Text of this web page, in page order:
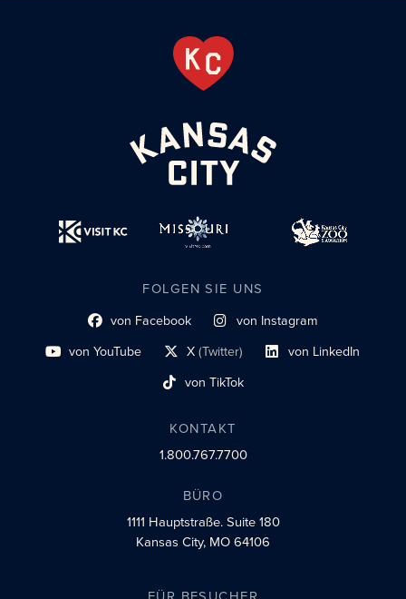
FOLGEN SIE UNS
Link zum sozialen Profil
von Facebook Link zum sozialen Profil
von Instagram
Link zum sozialen Profil
von YouTube X(Twitter)
Social-Profil-Link Link zum sozialen Profil
von LinkedIn
Link zum sozialen Profil
von TikTok
KONTAKT
1.800.767.7700
BÜRO
1111 Hauptstraße.Suite 180
Kansas City, MO 64106